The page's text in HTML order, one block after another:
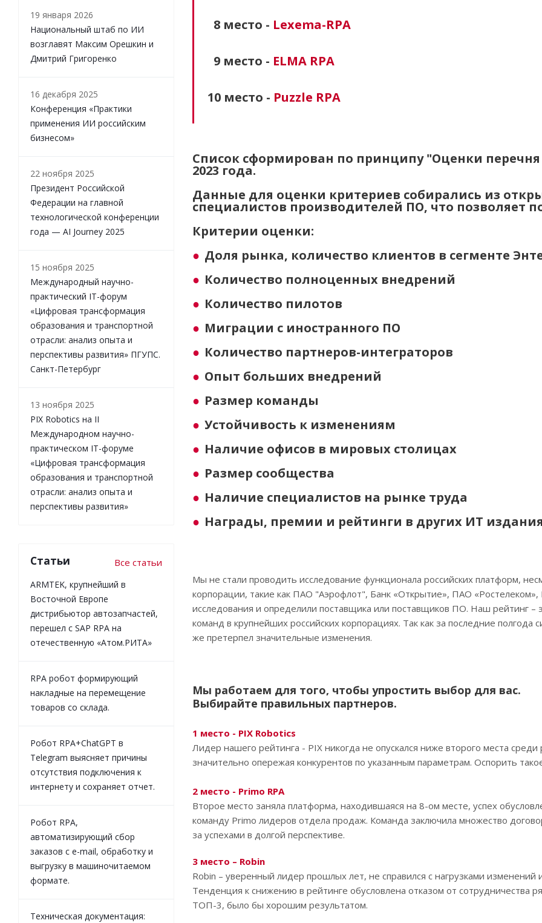
8 место - Lexema-RPA
9 место - ELMA RPA
10 место - Puzzle RPA
Список сформирован по принципу "Оценки
2023 года.
Данные для оценки критериев собирались из
специалистов производителей ПО, что позволяет
Критерии оценки:
Доля рынка, количество клиентов в сегменте
Количество полноценных внедрений
Количество пилотов
Миграции с иностранного ПО
Количество партнеров-интеграторов
Опыт больших внедрений
Размер команды
Устойчивость к изменениям
Наличие офисов в мировых столицах
Размер сообщества
Наличие специалистов на рынке труда
Награды, премии и рейтинги в других ИТ
Мы не стали проводить исследование функционала российских платформ,
корпорации, такие как ПАО "Аэрофлот", Банк «Открытие», ПАО
исследования и определили поставщика или поставщиков ПО. Наш рейтинг
команд в крупнейших российских корпорациях. Так как за последние полгода
же претерпел значительные изменения.
Мы работаем для того, чтобы упростить выбор для вас.
Выбирайте правильных партнеров.
1 место - PIX Robotics
Лидер нашего рейтинга - PIX никогда не опускался ниже второго места
значительно опережая конкурентов по указанным параметрам. Оспорить
2 место - Primo RPA
Второе место заняла платформа, находившаяся на 8-ом месте, успех
команду Primo лидеров отдела продаж. Команда заключила множество
за успехами в долгой перспективе.
3 место – Robin
Robin – уверенный лидер прошлых лет, не справился с нагрузками
Тенденция к снижению в рейтинге обусловлена отказом от сотрудничества
ТОП-3, было бы хорошим результатом.
19 января 2026
Национальный штаб по ИИ
возглавят Максим Орешкин и
Дмитрий Григоренко
16 декабря 2025
Конференция «Практики
применения ИИ российским
бизнесом»
22 ноября 2025
Президент Российской
Федерации на главной
технологической конференции
года — AI Journey 2025
15 ноября 2025
Международный научно-
практический IT-форум
«Цифровая трансформация
образования и транспортной
отрасли: анализ опыта и
перспективы развития» ПГУПС.
Санкт-Петербург
13 ноября 2025
PIX Robotics на II
Международном научно-
практическом IT-форуме
«Цифровая трансформация
образования и транспортной
отрасли: анализ опыта и
перспективы развития»
Статьи Все статьи
ARMTEK, крупнейший в
Восточной Европе
дистрибьютор автозапчастей,
перешел с SAP RPA на
отечественную «Атом.РИТА»
RPA робот формирующий
накладные на перемещение
товаров со склада.
Робот RPA+ChatGPT в
Telegram выясняет причины
отсутствия подключения к
интернету и сохраняет отчет.
Робот RPA,
автоматизирующий сбор
заказов с e-mail, обработку и
выгрузку в машиночитаемом
формате.
Техническая документация: